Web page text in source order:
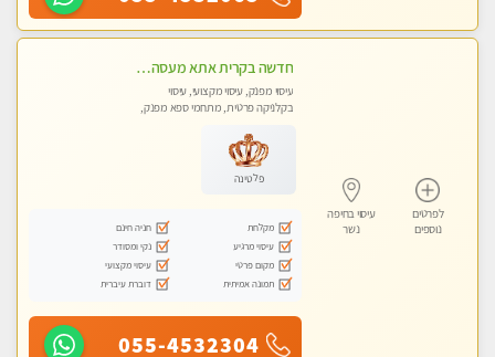
לפרטים
נוספים
עיסוי בחיפה
נשר
חדשה בקרית אתא מעסה איכותית מקצועית ומפנקת. ללא מין
עיסוי מפנק, עיסוי מקצועי, עיסוי
בקלניקה פרטית, מתחמי ספא מפנק,
פלטינה
מקלחת
חניה חינם
עיסוי מרגיע
נקי ומסודר
מקום פרטי
עיסוי מקצועי
תמונה אמיתית
דוברת עיברית
055-4532304